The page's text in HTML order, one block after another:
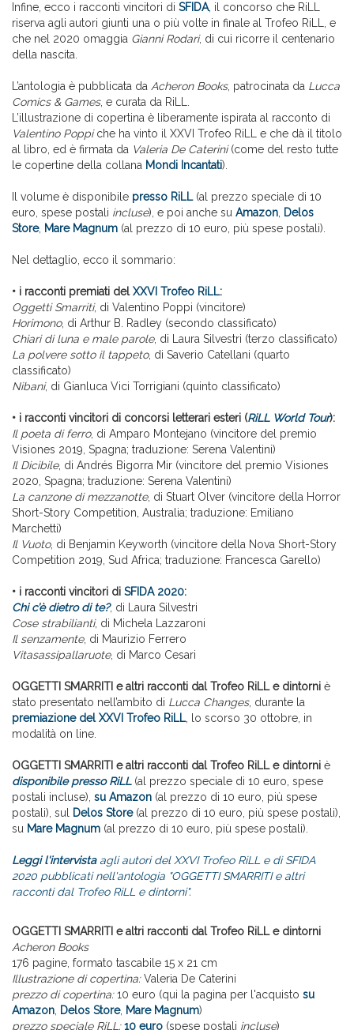
Infine, ecco i racconti vincitori di SFIDA, il concorso che RiLL
riserva agli autori giunti una o più volte in finale al Trofeo RiLL, e
che nel 2020 omaggia Gianni Rodari, di cui ricorre il centenario
della nascita.
L’antologia è pubblicata da Acheron Books, patrocinata da Lucca
Comics & Games, e curata da RiLL.
L’illustrazione di copertina è liberamente ispirata al racconto di
Valentino Poppiche ha vinto il XXVI Trofeo RiLL e che dà il titolo
al libro, ed è firmata da Valeria De Caterini(come del resto tutte
le copertine della collana Mondi Incantati).
Il volume è disponibile presso RiLL(al prezzo speciale di 10
euro, spese postali incluse), e poi anche su Amazon Delos
Store, Mare Magnum (al prezzo di 10 euro, più spese postali).
Nel dettaglio, ecco il sommario:
• i racconti premiati del XXVI Trofeo RiLL:
Oggetti Smarriti, di Valentino Poppi (vincitore)
Horimono, di Arthur B. Radley (secondo classificato)
Chiari di luna e male parole, di Laura Silvestri (terzo classificato)
La polvere sotto il tappeto, di Saverio Catellani (quarto
classificato)
Nibani, di Gianluca Vici Torrigiani (quinto classificato)
• i racconti vincitori di concorsi letterari esteri (RiLL World Tour):
Il poeta di ferro, di Amparo Montejano (vincitore del premio
Visiones 2019, Spagna; traduzione: Serena Valentini)
Il Dicibile, di Andrés Bigorra Mir (vincitore del premio Visiones
2020, Spagna; traduzione: Serena Valentini)
La canzone di mezzanotte, di Stuart Olver (vincitore della Horror
Short-Story Competition, Australia; traduzione: Emiliano
Marchetti)
Il Vuoto, di Benjamin Keyworth (vincitore della Nova Short-Story
Competition 2019, Sud Africa; traduzione: Francesca Garello)
• i racconti vincitori di SFIDA 2020:
Chi c’è dietro di te?, di Laura Silvestri
Cose strabilianti, di Michela Lazzaroni
Il senzamente, di Maurizio Ferrero
Vitasassipallaruote, di Marco Cesari
OGGETTI SMARRITI e altri racconti dal Trofeo RiLL e dintorni è
stato presentato nell’ambito di Lucca Changes, durante la
premiazione del XXVI Trofeo RiLL, lo scorso 30 ottobre, in
modalità on line.
OGGETTI SMARRITI e altri racconti dal Trofeo RiLL e dintorni è
disponibile presso RiLL(al prezzo speciale di 10 euro, spese
postali incluse), su Amazon (al prezzo di 10 euro, più spese
postali), sul
Delos Store(al prezzo di 10 euro, più spese postali),
su Mare Magnum (al prezzo di 10 euro, più spese postali).
Leggi l'intervistaagli autori del XXVI Trofeo RiLL e di SFIDA
2020 pubblicati nell'antologia "OGGETTI SMARRITI e altri
racconti dal Trofeo RiLL e dintorni".
OGGETTI SMARRITI e altri racconti dal Trofeo RiLL e dintorni
Acheron Books
176 pagine, formato tascabile 15 x 21 cm
Illustrazione di copertina:Valeria De Caterini
prezzo di copertina:10 euro (qui la pagina per l'acquisto su
Amazon Delos Store, Mare Magnum)
prezzo speciale RiLL: 10 euro (spese postali incluse)